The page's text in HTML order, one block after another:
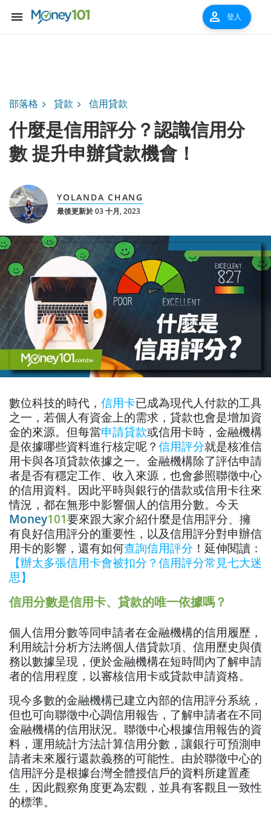
menu person 登入
部落格 貸款 信用貸款
什麼是信用評分？認識信用分
數 提升申辦貸款機會！
YOLANDA CHANG
最後更新於 03 十月, 2023
數位科技的時代， 信用卡已成為現代人付款的工具
之一，若個人有資金上的需求，貸款也會是增加資
金的來源。但每當申請貸款或信用卡時，金融機構
是依據哪些資料進行核定呢？ 信用評分就是核准信
用卡與各項貸款依據之一。金融機構除了評估申請
者是否有穩定工作、收入來源，也會參照聯徵中心
的信用資料。因此平時與銀行的借款或信用卡往來
情況，都在無形中影響個人的信用分數。今天
Money101要來跟大家介紹什麼是信用評分、擁
有良好信用評分的重要性，以及信用評分對申辦信
用卡的影響，還有如何查詢信用評分 ！延伸閱讀：
【辦太多張信用卡會被扣分？信用評分常見七大迷
思】
信用分數是信用卡、貸款的唯一依據嗎？
個人信用分數等同申請者在金融機構的信用履歷，
利用統計分析方法將個人借貸款項、信用歷史與債
務以數據呈現，便於金融機構在短時間內了解申請
者的信用程度，以審核信用卡或貸款申請資格。
現今多數的金融機構已建立內部的信用評分系統，
但也可向聯徵中心調信用報告，了解申請者在不同
金融機構的信用狀況。聯徵中心根據信用報告的資
料，運用統計方法計算信用分數，讓銀行可預測申
請者未來履行還款義務的可能性。由於聯徵中心的
信用評分是根據台灣全體授信戶的資料所建置產
生，因此觀察角度更為宏觀，並具有客觀且一致性
的標準。